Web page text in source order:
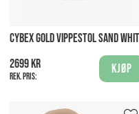
CYBEX GOLD VIPPESTOL SAND
2699 kr
Rek. pris:
Kjøp